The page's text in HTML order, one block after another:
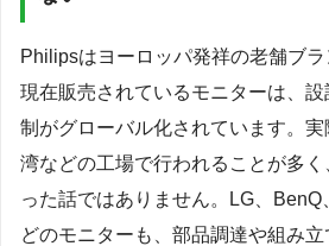
Philipsはヨーロッパ発祥の老舗ブラ
現在販売されているモニターは、
制がグローバル化されています。
湾などの工場で行われることが多
った話ではありません。LG、
どのモニターも、部品調達や組み